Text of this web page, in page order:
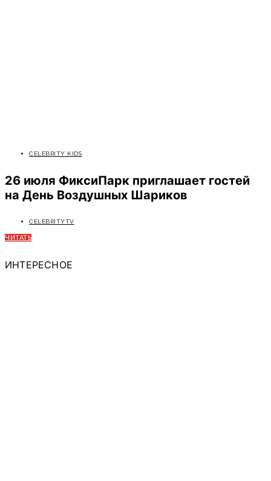
CELEBRITY KIDS
26 июля ФиксиПарк приглашает гостей
на День Воздушных Шариков
CELEBRITYTV
ЧИТАТЬ
ИНТЕРЕСНОЕ